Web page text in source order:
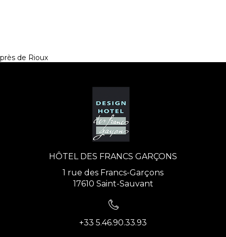
près de Rioux
HÔTEL DES FRANCS GARÇONS
1 rue des Francs-Garçons
17610 Saint-Sauvant
+33 5.46.90.33.93